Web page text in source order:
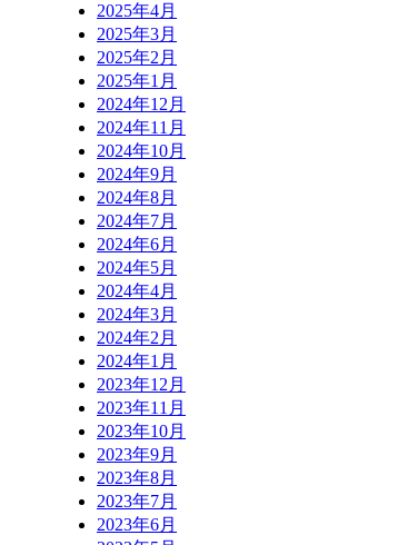
2025年4月
2025年3月
2025年2月
2025年1月
2024年12月
2024年11月
2024年10月
2024年9月
2024年8月
2024年7月
2024年6月
2024年5月
2024年4月
2024年3月
2024年2月
2024年1月
2023年12月
2023年11月
2023年10月
2023年9月
2023年8月
2023年7月
2023年6月